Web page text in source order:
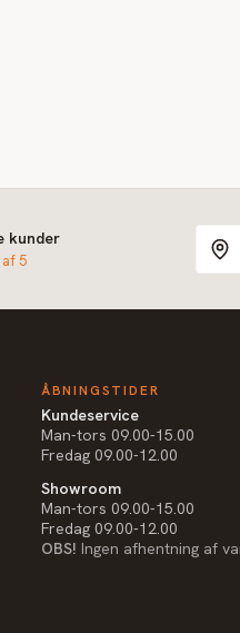
kunder
5
ÅBNINGSTIDER
Kundeservice
Man-tors 09.00-15.00
Fredag 09.00-12.00
Showroom
Man-tors 09.00-15.00
Fredag 09.00-12.00
OBS! Ingen afhentning af